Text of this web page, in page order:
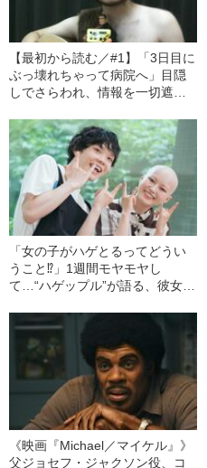
【最初から読む／#1】「3日目に
ぶっ壊れちゃって病院へ」目隠
しでさらわれ、情報を一切遮
矢沢（38）が明かす、当時のテ
レビ番組に思うこと
「女の子がハゲとるってどうい
うこと⁉」1週間モヤモヤし
て…“ハゲップル”が語る、彼女
を“告白”するまで――2022年
BEST5
《映画『Michael／マイケル』》
父ジョセフ・ジャクソン役、コ